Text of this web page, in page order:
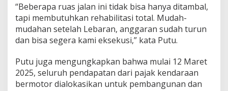
“Beberapa ruas jalan ini tidak bisa hanya ditambal,
tapi membutuhkan rehabilitasi total. Mudah-
mudahan setelah Lebaran, anggaran sudah turun
dan bisa segera kami eksekusi,” kata Putu.
Putu juga mengungkapkan bahwa mulai 12 Maret
2025, seluruh pendapatan dari pajak kendaraan
bermotor dialokasikan untuk pembangunan dan